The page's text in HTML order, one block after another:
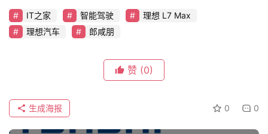
开
T
a
IT之家 智能驾驶
理想 L7 Max
理想汽车
郎咸朋
赞 (0)
0 0
生成海报